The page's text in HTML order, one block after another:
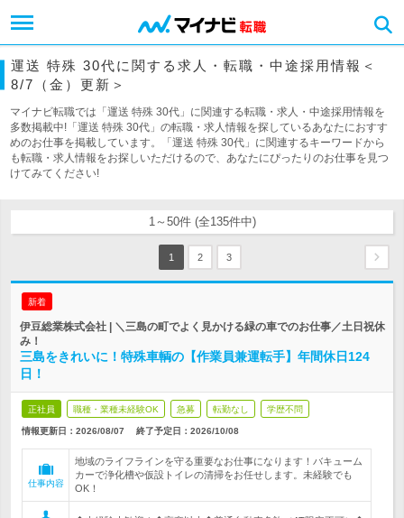
運送 特殊 30代に関する求人・転職・中途採用情報＜
8/7（金）更新＞
マイナビ転職では「運送 特殊 30代」に関連する転職・求人・中途採用情報を
多数掲載中!「運送 特殊 30代」の転職・求人情報を探しているあなたにおすす
めのお仕事を掲載しています。「運送 特殊 30代」に関連するキーワードから
も転職・求人情報をお探しいただけるので、あなたにぴったりのお仕事を見つ
けてみてください!
1～50件 (全135件中)
1 2 3
新着
伊豆総業株式会社 | ＼三島の町でよく見かける緑の車でのお仕事／土日祝休
み！
三島をきれいに！特殊車輌の【作業員兼運転手】年間休日124
日！
正社員 職種・業種未経験OK 急募 転勤なし 学歴不問
情報更新日：2026/08/07 終了予定日： 2026/10/08
仕事内容
地域のライフラインを守る重要なお仕事になります！バキューム
カーで浄化槽や仮設トイレの清掃をお任せします。未経験でも
OK！